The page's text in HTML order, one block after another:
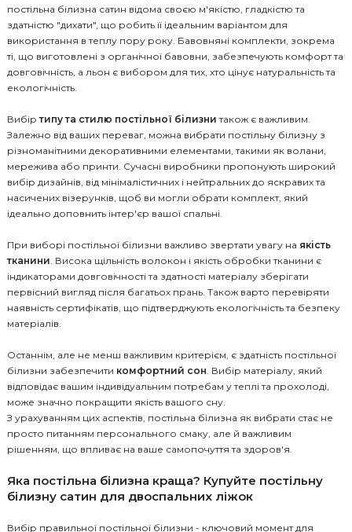
постільна білизна сатин відома своєю м'якістю, гладкістю та
здатністю "дихати", що робить її ідеальним варіантом для
використання в теплу пору року. Бавовняні комплекти, зокрема
ті, що виготовлені з органічної бавовни, забезпечують комфорт та
довговічність, а льон є вибором для тих, хто цінує натуральність та
екологічність.
Вибіртипу та стилю постільної білизни також є важливим.
Залежно від ваших переваг, можна вибрати постільну білизну з
різноманітними декоративними елементами, такими як волани,
мережива або принти. Сучасні виробники пропонують широкий
вибір дизайнів, від мінімалістичних і нейтральних до яскравих та
насичених візерунків, щоб ви могли обрати комплект, який
ідеально доповнить інтер'єр вашої спальні.
При виборі постільної білизни важливо звертати увагу на якість
тканини . Висока щільність волокон і якість обробки тканини є
індикаторами довговічності та здатності матеріалу зберігати
первісний вигляд після багатьох прань. Також варто перевіряти
наявність сертифікатів, що підтверджують екологічність та безпеку
матеріалів.
Останнім, але не менш важливим критерієм, є здатність постільної
білизни забезпечити комфортний сон . Вибір матеріалу, який
відповідає вашим індивідуальним потребам у теплі та прохолоді,
може значно покращити якість вашого сну.
З урахуванням цих аспектів, постільна білизна як вибрати стає не
просто питанням персонального смаку, але й важливим
рішенням, що впливає на ваше самопочуття та здоров'я.
Яка постільна білизна краща? Купуйте постільну
білизну сатин для двоспальних ліжок
Вибір правильної постільної білизни - ключовий момент для